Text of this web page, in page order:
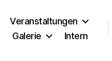
Veranstaltungen
Galerie Intern